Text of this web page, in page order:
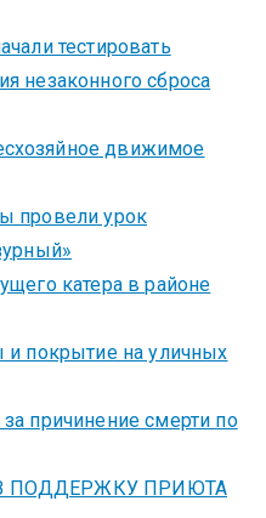
тестировать
незаконного сброса
движимое
провели урок
катера в районе
и покрытие на уличных
причинение смерти по
ПОДДЕРЖКУ ПРИЮТА